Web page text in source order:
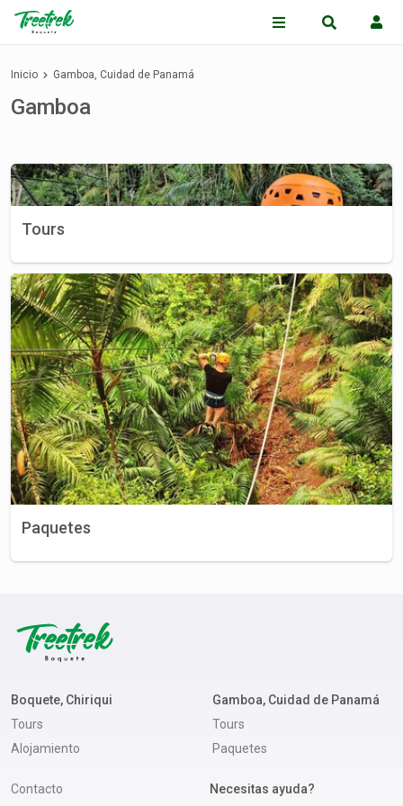
Inicio Gamboa, Cuidad de Panamá
Gamboa
Tours
Paquetes
Boquete, Chiriqui
Tours
Alojamiento
Gamboa, Cuidad de Panamá
Tours
Paquetes
Contacto Necesitas ayuda?